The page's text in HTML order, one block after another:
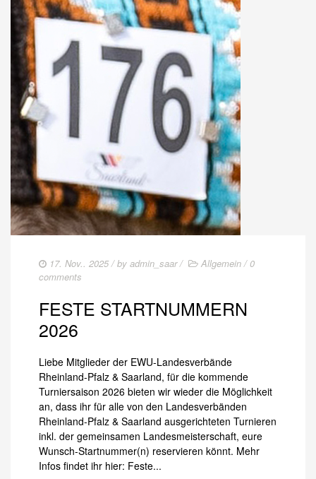
17. Nov.. 2025/ by admin_saar/ Allgemein/0
comments
FESTE STARTNUMMERN
2026
Liebe Mitglieder der EWU-Landesverbände
Rheinland-Pfalz & Saarland, für die kommende
Turniersaison 2026 bieten wir wieder die Möglichkeit
an, dass ihr für alle von den Landesverbänden
Rheinland-Pfalz & Saarland ausgerichteten Turnieren
inkl. der gemeinsamen Landesmeisterschaft, eure
Wunsch-Startnummer(n) reservieren könnt. Mehr
Infos findet ihr hier: Feste...